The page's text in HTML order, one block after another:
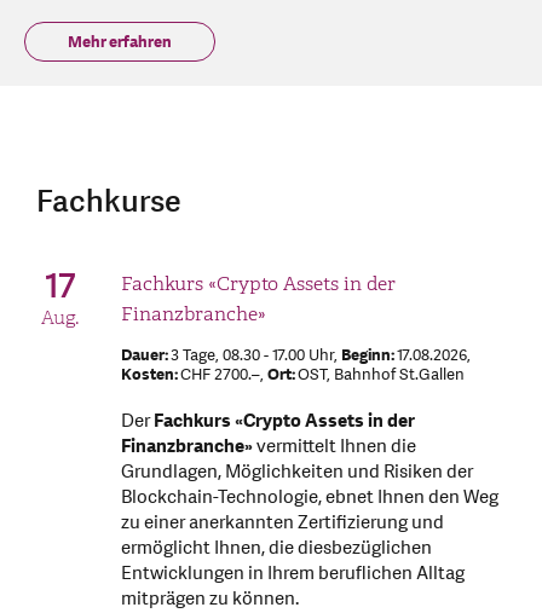
Mehr erfahren
Fachkurse
17
Aug.
Fachkurs «Crypto Assets in der
Finanzbranche»
Dauer:3 Tage, 08.30 - 17.00 Uhr, Beginn:17.08.2026,
Kosten:CHF 2700.–, Ort:OST, Bahnhof St.Gallen
DerFachkurs «Crypto Assets in der
Finanzbranche»vermittelt Ihnen die
Grundlagen, Möglichkeiten und Risiken der
Blockchain-Technologie, ebnet Ihnen den Weg
zu einer anerkannten Zertifizierung und
ermöglicht Ihnen, die diesbezüglichen
Entwicklungen in Ihrem beruflichen Alltag
mitprägen zu können.